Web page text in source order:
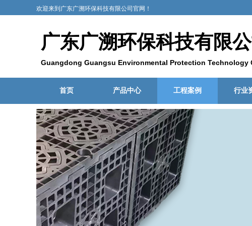
广东广溯环保科技有限公
Guangdong Guangsu Environmental Protection Technology
欢迎来到广东广溯环保科技有限公司官网！
首页 产品中心 工程案例 行业